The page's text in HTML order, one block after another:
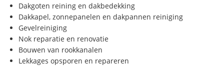
Dakgoten reining en dakbedekking
Dakkapel, zonnepanelen en dakpannen reiniging
Gevelreiniging
Nok reparatie en renovatie
Bouwen van rookkanalen
Lekkages opsporen en repareren